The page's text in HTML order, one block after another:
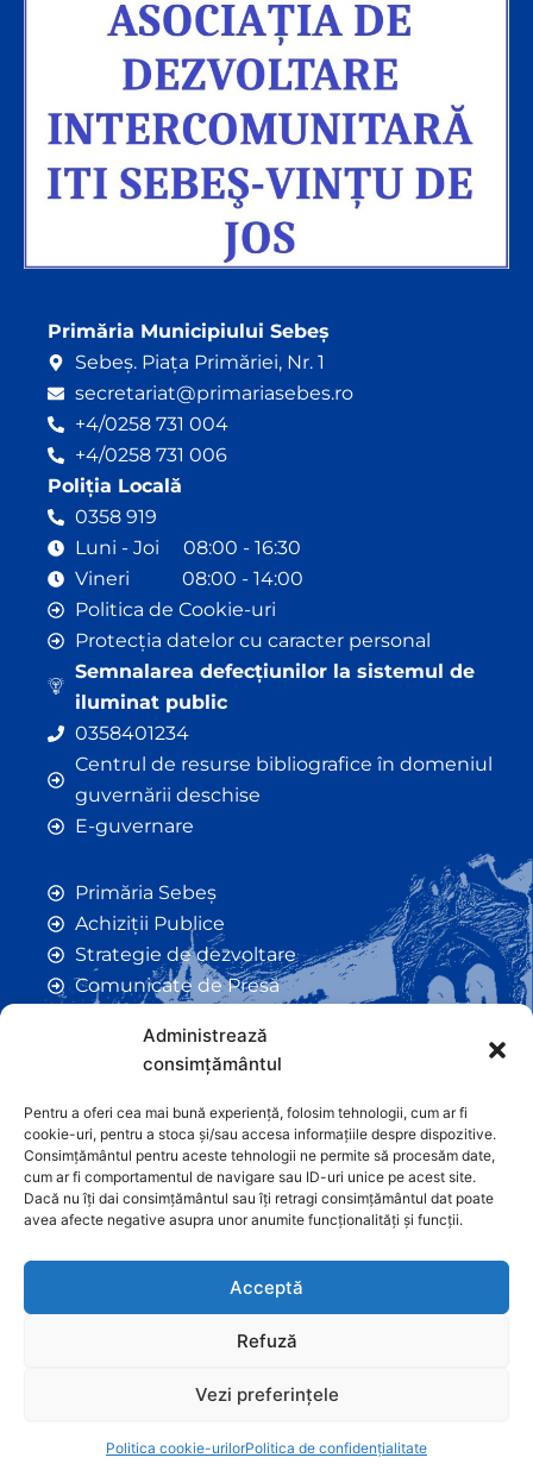
Administrează
consimțământul
Pentru a oferi cea mai bună experiență, folosim tehnologii, cum ar fi
cookie-uri, pentru a stoca și/sau accesa informațiile despre dispozitive.
Consimțământul pentru aceste tehnologii ne permite să procesăm date,
cum ar fi comportamentul de navigare sau ID-uri unice pe acest site.
Dacă nu îți dai consimțământul sau îți retragi consimțământul dat poate
avea afecte negative asupra unor anumite funcționalități și funcții.
Acceptă
Refuză
Vezi preferințele
Politica cookie-urilorPolitica de confidențialitate
Primăria Municipiului Sebeș
Sebeș. Piața Primăriei, Nr. 1
secretariat@primariasebes.ro
+4/0258 731 004
+4/0258 731 006
Poliția Locală
0358 919
Luni - Joi 08:00 - 16:30
Vineri 08:00 - 14:00
Politica de Cookie-uri
Protecția datelor cu caracter personal
Semnalarea defecțiunilor la sistemul de
iluminat public
0358401234
Centrul de resurse bibliografice în domeniul
guvernării deschise
E-guvernare
Primăria Sebeș
Achiziții Publice
Strategie de dezvoltare
Comunicate de Presă
Anunțuri
Hotarâri de Consiliu
Certificate de Urbanism
Autorizații de Construcții
Orașe Înfrățite
Contact
Graficã și dezvoltare website